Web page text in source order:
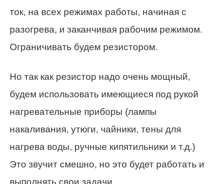
ток, на всех режимах работы, начиная с
разогрева, и заканчивая рабочим режимом.
Ограничивать будем резистором.
Но так как резистор надо очень мощный,
будем использовать имеющиеся под рукой
нагревательные приборы (лампы
накаливания, утюги, чайники, тены для
нагрева воды, ручные кипятильники и т.д.)
Это звучит смешно, но это будет работать и
выполнять свои задачи.